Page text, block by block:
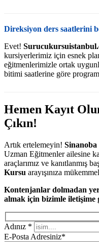
Direksiyon ders saatlerini
Evet!
kursiyerlerimiz için esnek
eğitmenlerimizle ortak
bitimi saatlerine göre
Hemen Kayıt
Çıkın!
Artık ertelemeyin!
Uzman Eğitmenler ailesine
araçlarımız ve kanıtlanmış
Kursu arayışınıza
Kontenjanlar dolmadan
almak için bizimle iletişime
Adınız *
E-Posta Adresiniz*